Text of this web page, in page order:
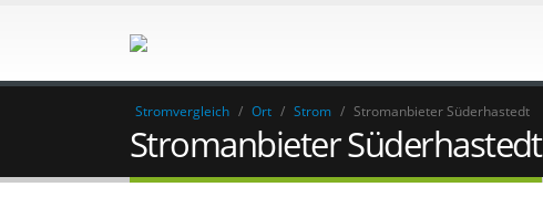
Stromvergleich / Ort / Strom / Stromanbieter Süderhastedt
Stromanbieter Süderhastedt